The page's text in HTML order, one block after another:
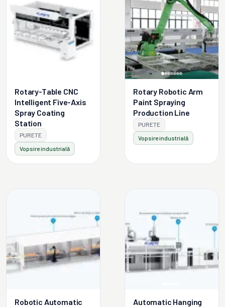
Rotary-Table CNC
Intelligent Five-Axis
Spray Coating
Station
PURETE
Vopsire industrială
Rotary Robotic Arm
Paint Spraying
Production Line
PURETE
Vopsire industrială
Robotic Automatic
Automatic Hanging